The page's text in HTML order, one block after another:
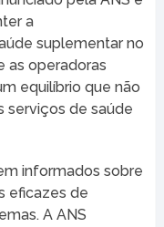
a
suplementar no
as operadoras
equilíbrio que não
serviços de saúde
informados sobre
eficazes de
A ANS